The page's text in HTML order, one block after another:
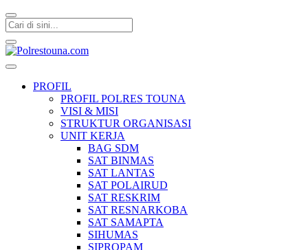
PROFIL
PROFIL POLRES TOUNA
VISI & MISI
STRUKTUR ORGANISASI
UNIT KERJA
BAG SDM
SAT BINMAS
SAT LANTAS
SAT POLAIRUD
SAT RESKRIM
SAT RESNARKOBA
SAT SAMAPTA
SIHUMAS
SIPROPAM